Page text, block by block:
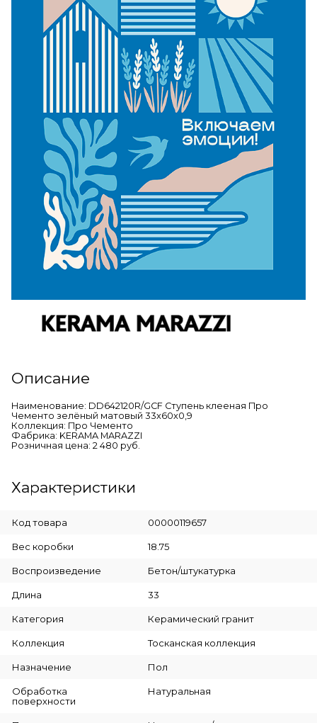
Описание
Наименование: DD642120R/GCF Ступень клееная Про
Чементо зелёный матовый 33x60x0,9
Коллекция: Про Чементо
Фабрика: KERAMA MARAZZI
Розничная цена: 2 480 руб.
Характеристики
Код товара 00000119657
Вес коробки 18.75
Воспроизведение Бетон/штукатурка
Длина 33
Категория Керамический гранит
Коллекция Тосканская коллекция
Назначение Пол
Обработка
поверхности
Натуральная